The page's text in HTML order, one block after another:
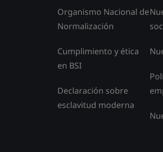
Organismo Nacional de
Normalización
Cumplimiento y ética
en BSI
Declaración sobre
esclavitud moderna